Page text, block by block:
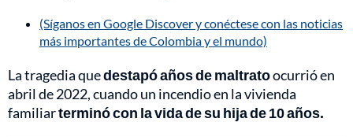
(Síganos en Google Discover y conéctese con las noticias
más importantes de Colombia y el mundo)
La tragedia quedestapó años de maltratoocurrió en
abril de 2022, cuando un incendio en la vivienda
familiarterminó con la vida de su hija de 10 años.